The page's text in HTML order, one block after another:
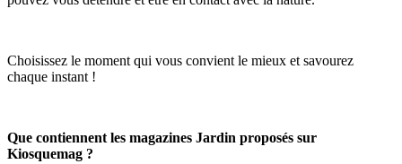
Choisissez le moment qui vous convient le mieux et savourez
chaque instant !
Que contiennent les magazines Jardin proposés sur
Kiosquemag ?